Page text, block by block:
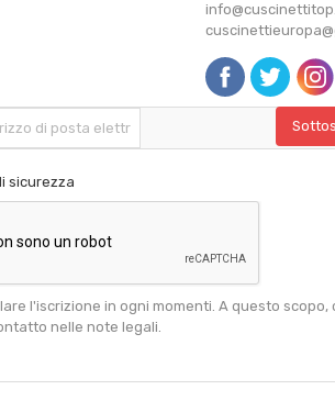
sicurezza
l'iscrizione in ogni momenti. A questo scopo,
nelle note legali.